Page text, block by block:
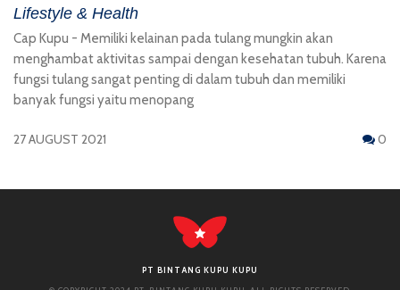
Lifestyle & Health
Cap Kupu - Memiliki kelainan pada tulang mungkin akan
menghambat aktivitas sampai dengan kesehatan tubuh. Karena
fungsi tulang sangat penting di dalam tubuh dan memiliki
banyak fungsi yaitu menopang
27 AUGUST 2021 0
PT BINTANG KUPU KUPU